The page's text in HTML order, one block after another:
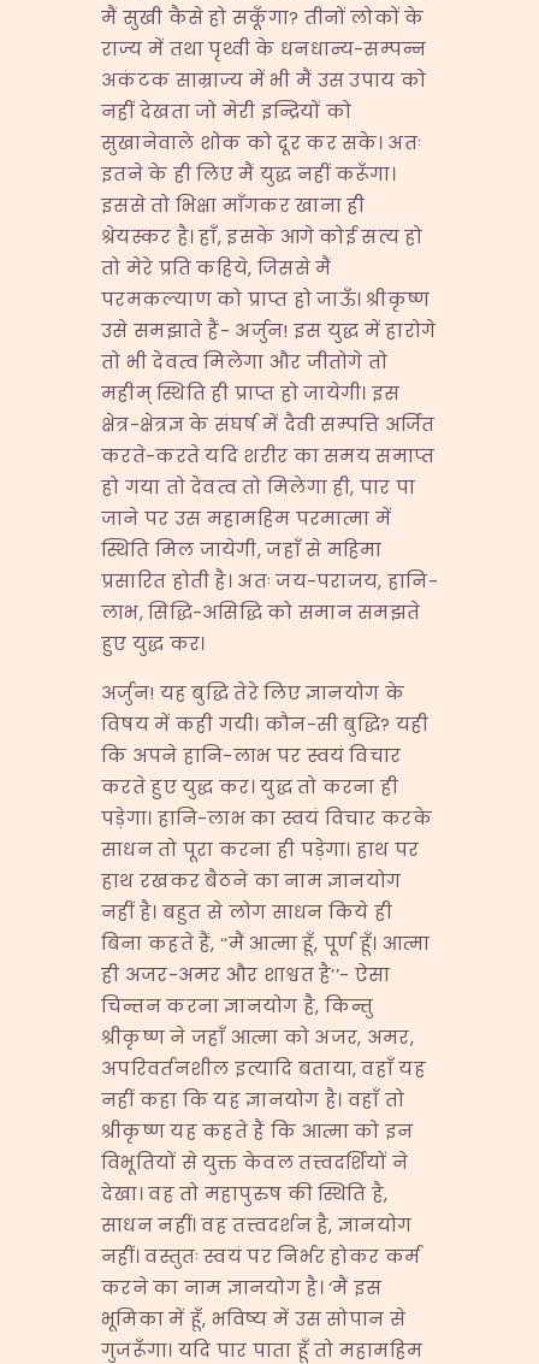
मैं सुखी कैसे हो सकूँगा? तीनों लोकों के
राज्य में तथा पृथ्वी के धनधान्य-सम्पन्न
अकंटक साम्राज्य में भी मैं उस उपाय को
नहीं देखता जो मेरी इन्द्रियों को
सुखानेवाले शोक को दूर कर सके। अतः
इतने के ही लिए मैं युद्ध नहीं करूँगा।
इससे तो भिक्षा माँगकर खाना ही
श्रेयस्कर है। हाँ, इसके आगे कोई सत्य हो
तो मेरे प्रति कहिये, जिससे मैं
परमकल्याण को प्राप्त हो जाऊँ। श्रीकृष्ण
उसे समझाते हैं- अर्जुन! इस युद्ध में हारोगे
तो भी देवत्व मिलेगा और जीतोगे तो
महीम् स्थिति ही प्राप्त हो जायेगी। इस
क्षेत्र-क्षेत्रज्ञ के संघर्ष में दैवी सम्पत्ति अर्जित
करते-करते यदि शरीर का समय समाप्त
हो गया तो देवत्व तो मिलेगा ही, पार पा
जाने पर उस महामहिम परमात्मा में
स्थिति मिल जायेगी, जहाँ से महिमा
प्रसारित होती है। अतः जय-पराजय, हानि-
लाभ, सिद्धि-असिद्धि को समान समझते
हुए युद्ध कर।
अर्जुन! यह बुद्धि तेरे लिए ज्ञानयोग के
विषय में कही गयी। कौन-सी बुद्धि? यही
कि अपने हानि-लाभ पर स्वयं विचार
करते हुए युद्ध कर। युद्ध तो करना ही
पड़ेगा। हानि-लाभ का स्वयं विचार करके
साधन तो पूरा करना ही पड़ेगा। हाथ पर
हाथ रखकर बैठने का नाम ज्ञानयोग
नहीं है। बहुत से लोग साधन किये ही
बिना कहते हैं, ‘‘मैं आत्मा हूँ, पूर्ण हूँ। आत्मा
ही अजर-अमर और शाश्वत है’’- ऐसा
चिन्तन करना ज्ञानयोग है, किन्तु
श्रीकृष्ण ने जहाँ आत्मा को अजर, अमर,
अपरिवर्तनशील इत्यादि बताया, वहाँ यह
नहीं कहा कि यह ज्ञानयोग है। वहाँ तो
श्रीकृष्ण यह कहते हैं कि आत्मा को इन
विभूतियों से युक्त केवल तत्त्वदर्शियों ने
देखा। वह तो महापुरुष की स्थिति है,
साधन नहीं। वह तत्त्वदर्शन है, ज्ञानयोग
नहीं। वस्तुतः स्वयं पर निर्भर होकर कर्म
करने का नाम ज्ञानयोग है। ‘मैं इस
भूमिका में हूँ, भविष्य में उस सोपान से
गुजरूँगा। यदि पार पाता हूँ तो महामहिम